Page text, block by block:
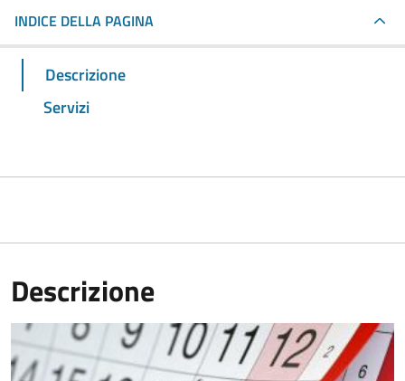
INDICE DELLA PAGINA
Descrizione
Servizi
Descrizione